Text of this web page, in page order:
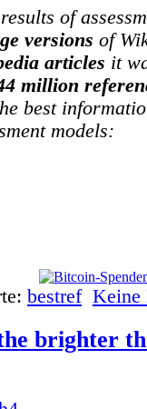
of
versions of
articles it
million
best
models:
bestref Keine